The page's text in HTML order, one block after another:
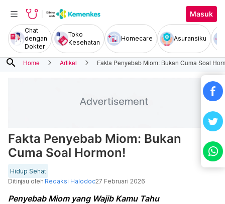
Masuk
Chat
dengan
Dokter
Toko
Kesehatan
Homecare Asuransiku
search Home Artikel Fakta Penyebab Miom: Bukan Cuma Soal
Fakta Penyebab Miom: Bukan
Cuma Soal Hormon!
Hidup Sehat
Ditinjau oleh Redaksi Halodoc27 Februari 2026
Penyebab Miom yang Wajib Kamu Tahu